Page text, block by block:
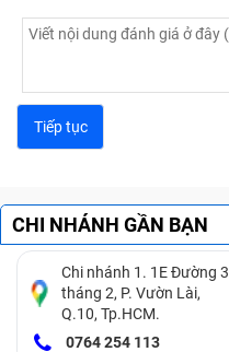
CHI NHÁNH GẦN BẠN
Chi nhánh 1. 1E Đường 3
tháng 2, P. Vườn Lài,
Q.10, Tp.HCM.
0764 254 113